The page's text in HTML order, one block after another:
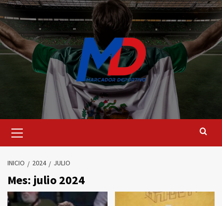
Saltar
al
contenido
principal
INICIO 2024 JULIO
Mes: julio 2024